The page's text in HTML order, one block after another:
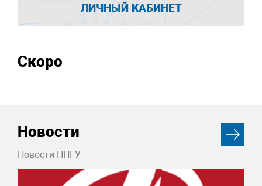
ЛИЧНЫЙ КАБИНЕТ
Скоро
Новости
Новости ННГУ